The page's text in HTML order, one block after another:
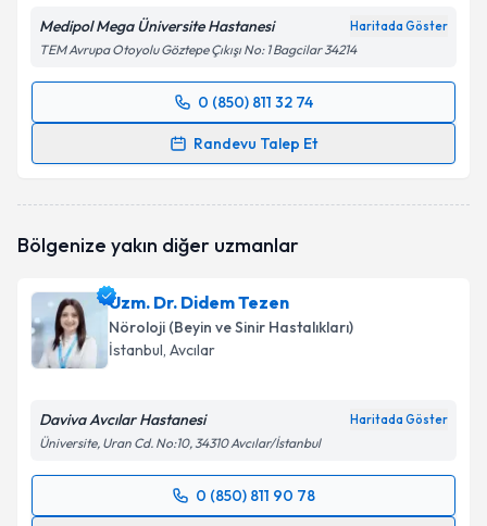
Kişisel verilerimin işlenmesine ilişkinAydınlatma
'ni okudum ve kişisel verilerimin belirtilen
kapsamda işlenmesini kabul ediyorum.
Medipol Mega Üniversite Hastanesi Haritada Göster
TEM Avrupa Otoyolu Göztepe Çıkışı No: 1 Bagcilar 34214
0 (850) 811 32 74
Randevu Talep Et
Randevu Takvimi Talebi
oluşturun. Size bu uzmandan randevu almanız için bir
kapsamda işlenmesini kabul ediyorum.
Takvim Talebini Gönder
Bölgenize yakın diğer uzmanlar
Uzm. Dr. Didem Tezen
Nöroloji (Beyin ve Sinir Hastalıkları)
İstanbul, Avcılar
Daviva Avcılar Hastanesi Haritada Göster
Üniversite, Uran Cd. No:10, 34310 Avcılar/İstanbul
0 (850) 811 90 78
Randevu Takvimi Talebi